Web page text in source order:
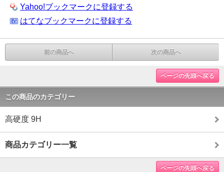
Yahoo!ブックマークに登録する
はてなブックマークに登録する
前の商品へ 次の商品へ
ページの先頭へ戻る
この商品のカテゴリー
高硬度 9H
商品カテゴリー一覧
ページの先頭へ戻る